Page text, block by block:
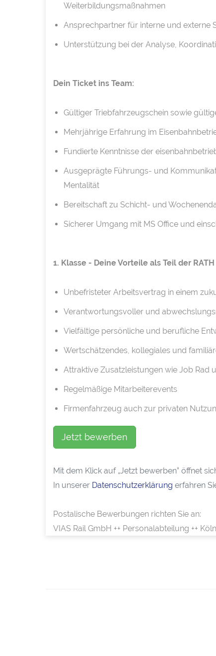
Weiterbildungsmaßnahmen
Ansprechpartner für interne und externe
Unterstützung bei der Analyse,
Dein Ticket ins Team:
Gültiger Triebfahrzeugschein sowie
Mehrjährige Erfahrung im
Fundierte Kenntnisse der
Ausgeprägte Führungs- und
Mentalität
Bereitschaft zu Schicht- und
Sicherer Umgang mit MS Office und
1. Klasse - Deine Vorteile als Teil der
Unbefristeter Arbeitsvertrag in einem
Verantwortungsvoller und
Vielfältige persönliche und berufliche
Wertschätzendes, kollegiales und
Attraktive Zusatzleistungen wie Job Rad
Regelmäßige Mitarbeiterevents
Firmenfahrzeug auch zur privaten
Jetzt bewerben
Mit dem Klick auf „Jetzt bewerben” öffnet
In unserer Datenschutzerklärung erfahren
Postalische Bewerbungen richten Sie an:
VIAS Rail GmbH ++ Personalabteilung ++